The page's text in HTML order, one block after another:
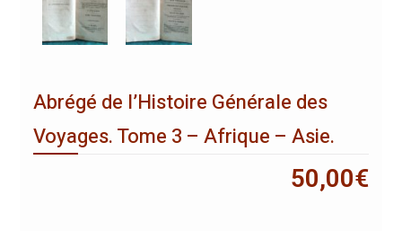
Abrégé de l’Histoire Générale des
Voyages. Tome 3 – Afrique – Asie.
50,00€